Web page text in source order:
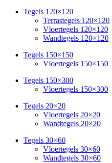
Tegels 120×120
Terrastegels 120×120
Vloertegels 120×120
Wandtegels 120×120
Tegels 150×150
Vloertegels 150×150
Tegels 150×300
Vloertegels 150×300
Tegels 20×20
Vloertegels 20×20
Wandtegels 20×20
Tegels 30×60
Vloertegels 30×60
Wandtegels 30×60